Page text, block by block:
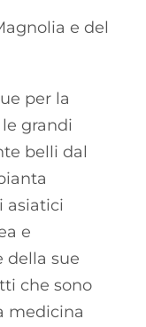
e del
per la
grandi
belli dal
asiatici
e
della sue
che sono
medicina